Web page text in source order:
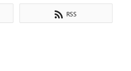
RSS